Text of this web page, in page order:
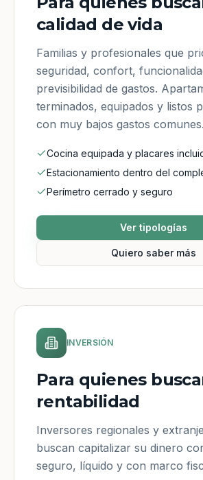
calidad de vida
Familias y profesionales que
seguridad, confort,
previsibilidad de gastos.
terminados, equipados y listos
con muy bajos gastos comunes.
Cocina equipada y placares
Estacionamiento dentro del
Perímetro cerrado y seguro
Ver tipologías
Quiero saber más
INVERSIÓN
Para quienes
rentabilidad
Inversores regionales y
buscan capitalizar su dinero
seguro, líquido y con marco